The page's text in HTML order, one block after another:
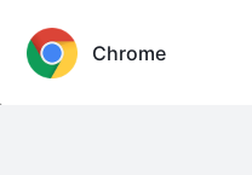
1
#显老单品#移动挂件
全国治安史上最安全！为何紧急升
Chrome